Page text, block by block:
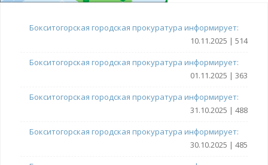
Бокситогорская городская прокуратура информирует:
10.11.2025 | 514
Бокситогорская городская прокуратура информирует:
01.11.2025 | 363
Бокситогорская городская прокуратура информирует:
31.10.2025 | 488
Бокситогорская городская прокуратура информирует:
30.10.2025 | 485